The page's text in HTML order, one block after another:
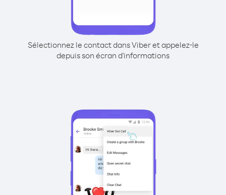
Sélectionnez le contact dans Viber et appelez-le
depuis son écran d'informations